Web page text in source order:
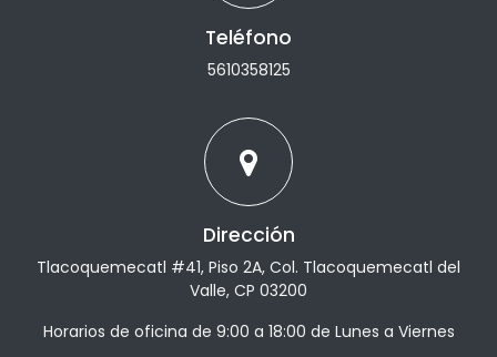
Teléfono
5610358125
Dirección
Tlacoquemecatl #41, Piso 2A, Col. Tlacoquemecatl del
Valle, CP 03200
Horarios de oficina de 9:00 a 18:00 de Lunes a Viernes